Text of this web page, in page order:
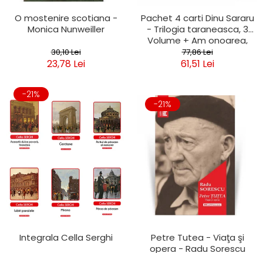
O mostenire scotiana -
Monica Nunweiller
30,10 Lei
23,78 Lei
Pachet 4 carti Dinu Sararu
- Trilogia taraneasca, 3
Volume + Am onoarea,
domnule colonel!
77,86 Lei
61,51 Lei
-21%
Integrala Cella Serghi
-21%
Petre Tutea - Viaţa şi
opera - Radu Sorescu